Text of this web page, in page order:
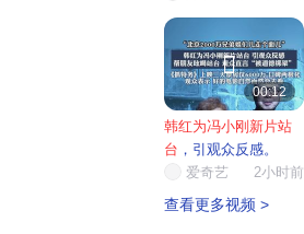

00:12
韩红为冯小刚新片站
台 ，引观众反感。
爱奇艺
2小时前
查看更多视频 >